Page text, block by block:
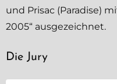
und Prisac (Paradise)
2005“ ausgezeichnet.
Die Jury